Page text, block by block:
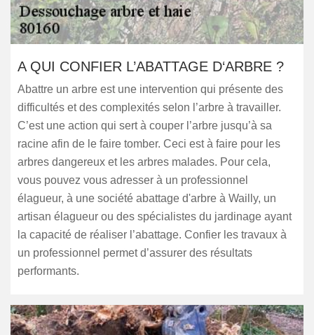
A QUI CONFIER L’ABATTAGE D‘ARBRE ?
Abattre un arbre est une intervention qui présente des
difficultés et des complexités selon l’arbre à travailler.
C’est une action qui sert à couper l’arbre jusqu’à sa
racine afin de le faire tomber. Ceci est à faire pour les
arbres dangereux et les arbres malades. Pour cela,
vous pouvez vous adresser à un professionnel
élagueur, à une société abattage d'arbre à Wailly, un
artisan élagueur ou des spécialistes du jardinage ayant
la capacité de réaliser l’abattage. Confier les travaux à
un professionnel permet d’assurer des résultats
performants.